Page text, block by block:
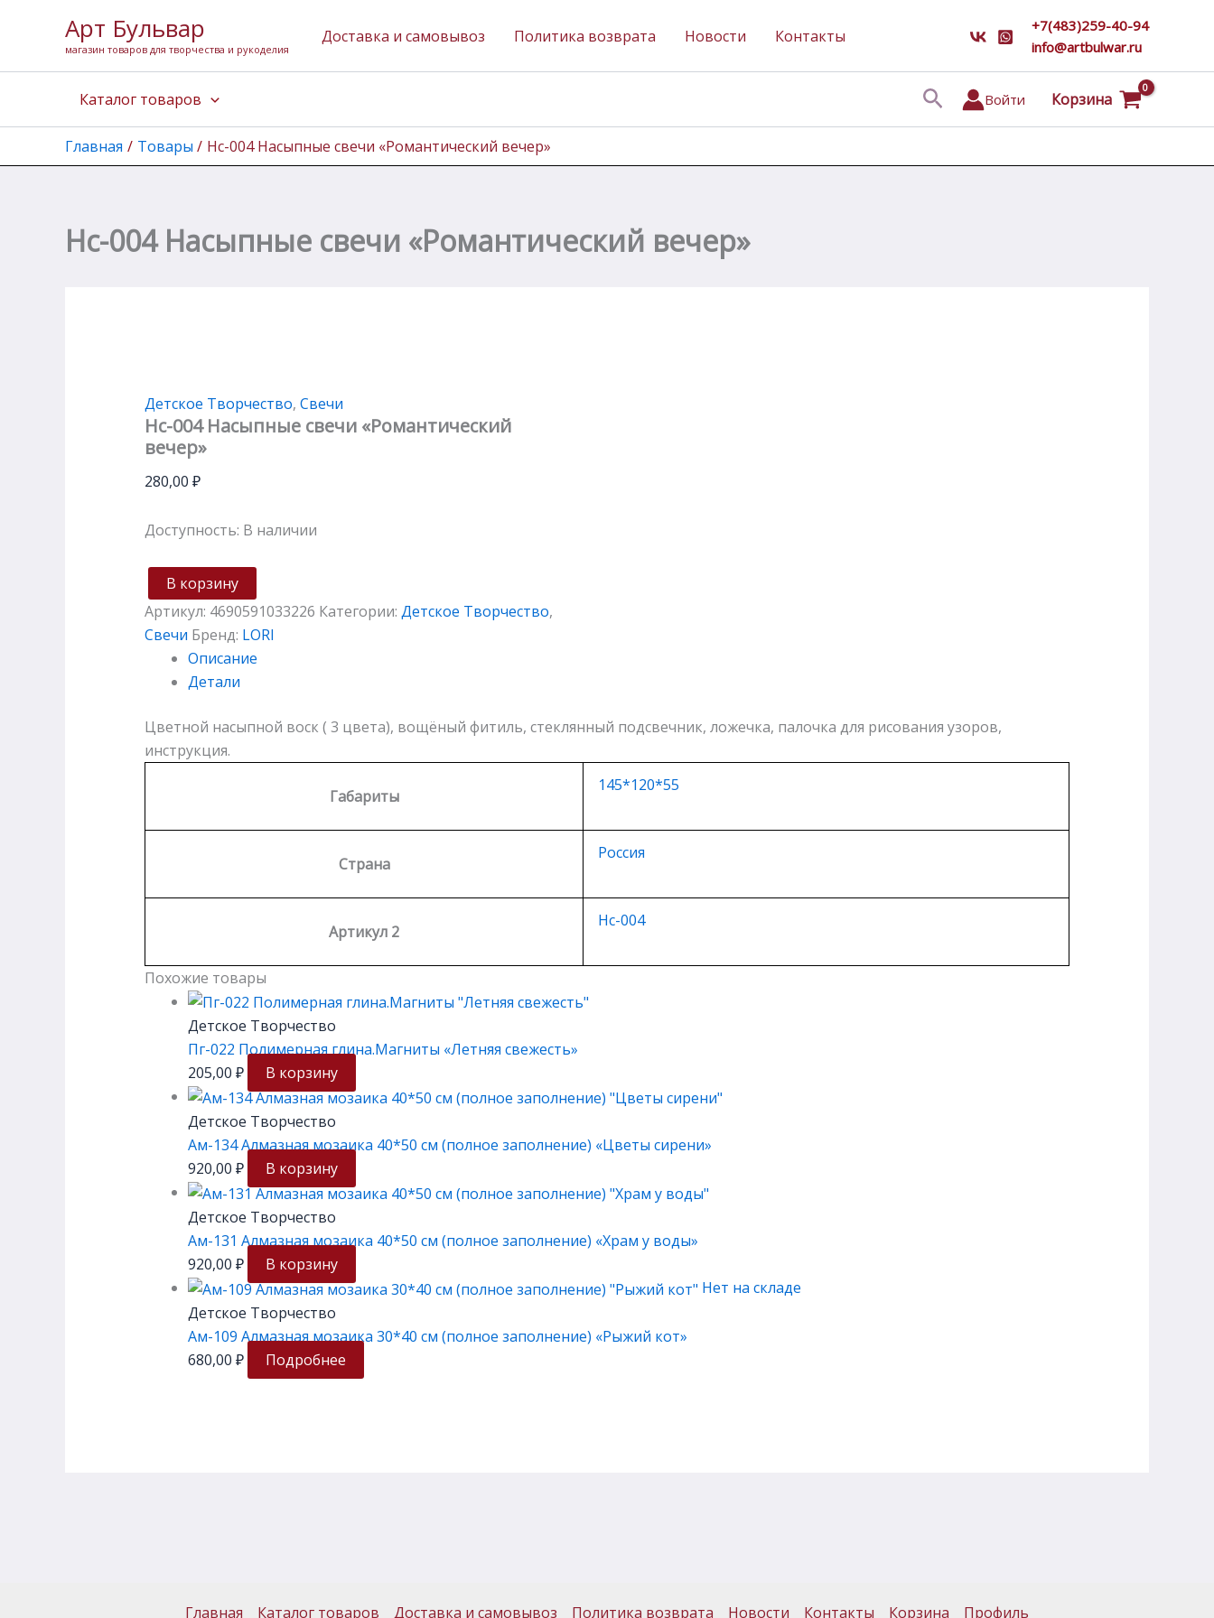
содержимому
Арт Бульвар
магазин товаров для творчества и рукоделия
Доставка и самовывоз Политика возврата Новости Контакты
+7(483)259-40-94
info@artbulwar.ru
Каталог товаров ПоискВойти Корзина
Главная Товары Нс-004 Насыпные свечи «Романтический вечер»
Нс-004 Насыпные свечи «Романтический вечер»
Детское Творчество, Свечи
Нс-004 Насыпные свечи «Романтический
вечер»
280,00 ₽
Доступность: В наличии
товара
Нс-004
Насыпные
"Романтический
В корзину
Артикул: 4690591033226 Категории: Детское Творчество,
Свечи Бренд: LORI
Описание
Детали
Цветной насыпной воск ( 3 цвета), вощёный фитиль, стеклянный подсвечник, ложечка, палочка для рисования узоров,
инструкция.
Габариты
145*120*55
Страна
Россия
Артикул 2
Нс-004
Похожие товары
Детское Творчество
Пг-022 Полимерная глина.Магниты «Летняя свежесть»
205,00 ₽ В корзину
Детское Творчество
Ам-134 Алмазная мозаика 40*50 см (полное заполнение) «Цветы сирени»
920,00 ₽ В корзину
Детское Творчество
Ам-131 Алмазная мозаика 40*50 см (полное заполнение) «Храм у воды»
920,00 ₽
В корзину
Нет на складе
Детское Творчество
Ам-109 Алмазная мозаика 30*40 см (полное заполнение) «Рыжий кот»
680,00 ₽ Подробнее
Главная Каталог товаров Доставка и самовывоз Политика возврата Новости Контакты Корзина Профиль